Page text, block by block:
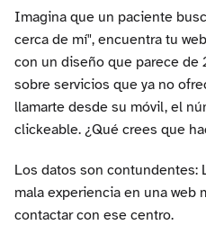
Imagina que un paciente
cerca de mí", encuentra tu
con un diseño que parece de
sobre servicios que ya no
llamarte desde su móvil, el
clickeable. ¿Qué crees que
Los datos son contundentes:
mala experiencia en una web
contactar con ese centro.